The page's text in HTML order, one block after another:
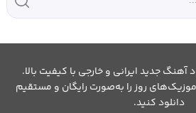
جدید ایرانی و خارجی با کیفیت بالا.
موزیک‌های روز را به‌صورت رایگان و مستقیم
دانلود کنید.